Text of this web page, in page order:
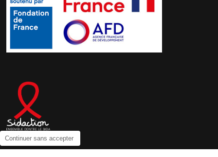
Continuer sans accepter